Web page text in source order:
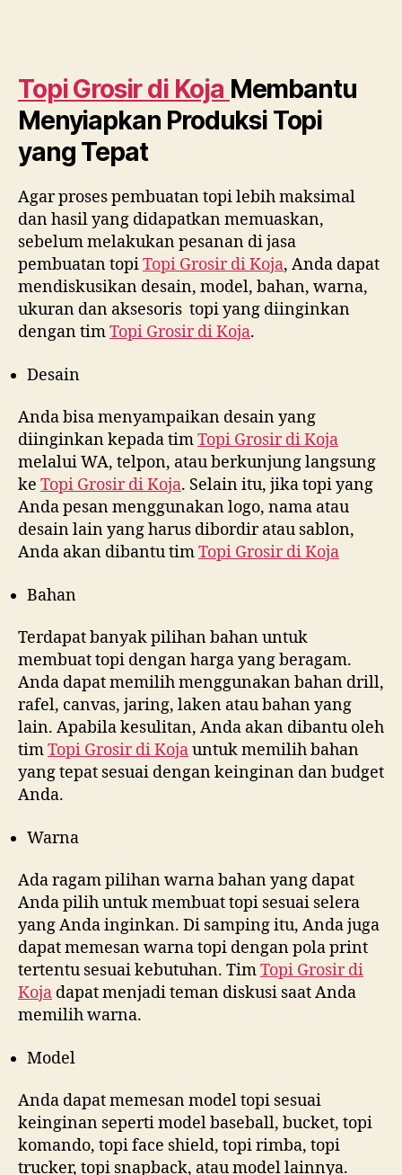
Topi Grosir di Koja Membantu
Menyiapkan Produksi Topi
yang Tepat
Agar proses pembuatan topi lebih maksimal
dan hasil yang didapatkan memuaskan,
sebelum melakukan pesanan di jasa
pembuatan topiTopi Grosir diKoja, Anda dapat
mendiskusikan desain, model, bahan, warna,
ukuran dan aksesoris topi yang diinginkan
dengan timTopi Grosir diKoja.
Desain
Anda bisa menyampaikan desain yang
diinginkan kepada timTopi Grosir diKoja
melalui WA, telpon, atau berkunjung langsung
ke Topi Grosir diKoja. Selain itu, jika topi yang
Anda pesan menggunakan logo, nama atau
desain lain yang harus dibordir atau sablon,
Anda akan dibantu timTopi Grosir diKoja
Bahan
Terdapat banyak pilihan bahan untuk
membuat topi dengan harga yang beragam.
Anda dapat memilih menggunakan bahan drill,
rafel, canvas, jaring, laken atau bahan yang
lain. Apabila kesulitan, Anda akan dibantu oleh
timTopi Grosir diKojauntuk memilih bahan
yang tepat sesuai dengan keinginan dan budget
Anda.
Warna
Ada ragam pilihan warna bahan yang dapat
Anda pilih untuk membuat topi sesuai selera
yang Anda inginkan. Di samping itu, Anda juga
dapat memesan warna topi dengan pola print
tertentu sesuai kebutuhan. TimTopi Grosir di
Koja dapat menjadi teman diskusi saat Anda
memilih warna.
Model
Anda dapat memesan model topi sesuai
keinginan seperti model baseball, bucket, topi
komando, topi face shield, topi rimba, topi
trucker, topi snapback, atau model lainnya.